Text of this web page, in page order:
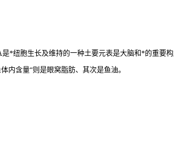
纽胞生长及维持的一种土要元表是大脑和*的重要
内含量“则是眼窝脂肪、其次是鱼油。